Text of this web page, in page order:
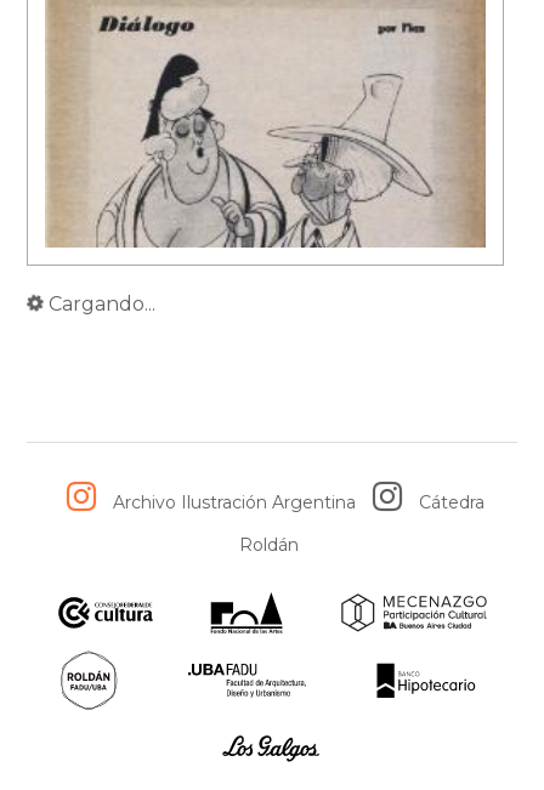
Cargando...
Archivo Ilustración Argentina
Cátedra
Roldán